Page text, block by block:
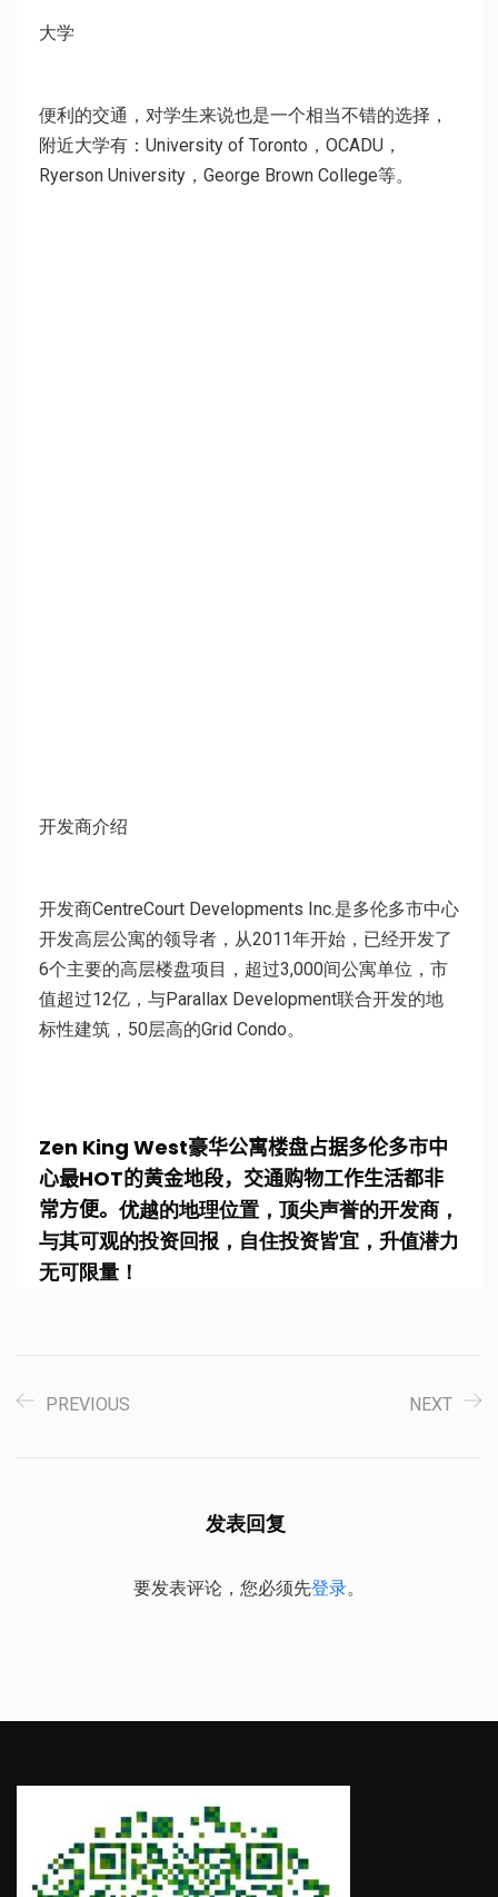
大学
便利的交通， 对学生来说也是一个相当不错的选择 ，
附近大学有 ： University of Toronto ， OCADU ，
Ryerson University ， George Brown College等。
开发商介绍
开发商CentreCourt Developments Inc.是多伦多市中心
开发高层公寓的领导者，从2011年开始，已经开发了
6个主要的高层楼盘项目，超过3,000间公寓单位，市
值超过12亿，与Parallax Development联合开发的地
标性建筑，50层高的Grid Condo。
Zen King West豪华公寓楼盘占据多伦多市中
心最HOT的黄金地段， 交通购物工作生活都非
常方便。 优越的地理位置，顶尖声誉的开发商，
与其可观的投资回报，自住投资皆宜，升值潜力
无可限量！
PREVIOUS NEXT
发表回复
要发表评论，您必须先登录。